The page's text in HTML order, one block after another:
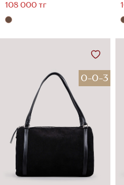
108 000 тг
0-0-3